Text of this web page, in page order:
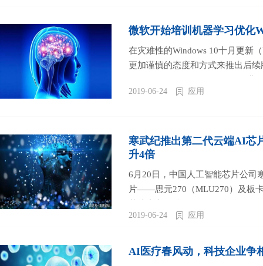
微软开始培训机器学习优化
在灾难性的Windows 10十月更新
更加谨慎的态度和方式来推出后
年启动了Windows 10 20H1分支的
2019-06-24 应用
寒武纪推出第二代云端AI芯
升4倍
6月20日，中国人工智能芯片公司
片——思元270（MLU270）及板
产品体系得到了进一步完善。...
2019-06-24 应用
AI医疗春风动，科技企业争